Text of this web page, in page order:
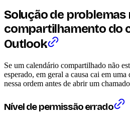
Solução de problemas
compartilhamento do
Outlook
Se um calendário compartilhado não
esperado, em geral a causa cai em
nessa ordem antes de abrir um
Nível de permissão errado